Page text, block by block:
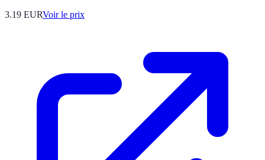
3.19 EURVoir le prix